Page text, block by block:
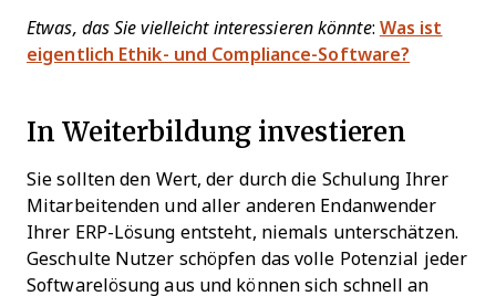
Etwas, das Sie vielleicht interessieren könnte: Was ist
eigentlich Ethik- und Compliance-Software?
In Weiterbildung investieren
Sie sollten den Wert, der durch die Schulung Ihrer
Mitarbeitenden und aller anderen Endanwender
Ihrer ERP-Lösung entsteht, niemals unterschätzen.
Geschulte Nutzer schöpfen das volle Potenzial jeder
Softwarelösung aus und können sich schnell an